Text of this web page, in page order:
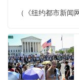
（《纽约都市新